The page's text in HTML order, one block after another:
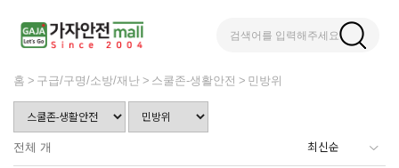
검색어를 입력해주세요
홈 구급/구명/소방/재난 스쿨존-생활안전 민방위
전체 개